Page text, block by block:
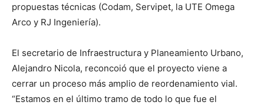
propuestas técnicas (Codam, Servipet, la UTE Omega
Arco y RJ Ingeniería).
El secretario de Infraestructura y Planeamiento Urbano,
Alejandro Nicola, reconcoió que el proyecto viene a
cerrar un proceso más amplio de reordenamiento vial.
“Estamos en el último tramo de todo lo que fue el